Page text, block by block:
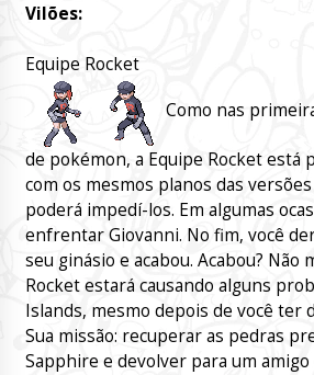
Vilões:
Equipe Rocket
Como nas
de pokémon, a Equipe Rocket está
com os mesmos planos das
poderá impedí-los. Em algumas
enfrentar Giovanni. No fim, você
seu ginásio e acabou. Acabou? Não
Rocket estará causando alguns
Islands, mesmo depois de você ter
Sua missão: recuperar as pedras
Sapphire e devolver para um amigo